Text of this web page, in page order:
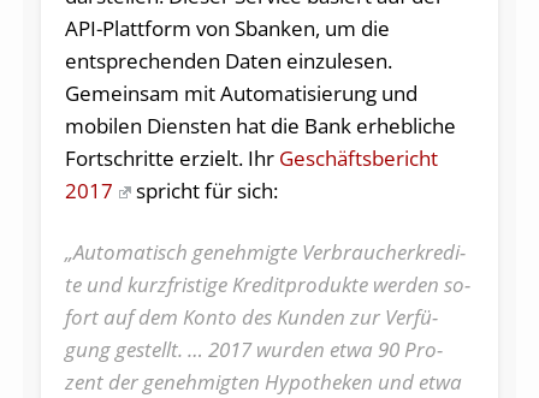
API-Plattform von Sbanken, um die
entsprechenden Daten einzulesen.
Gemeinsam mit Automatisierung und
mobilen Diensten hat die Bank erhebliche
Fortschritte erzielt. Ihr Geschäftsbericht
2017
spricht für sich:
„Au­to­ma­tisch ge­neh­mig­te Ver­brau­cher­kre­di­
te und kurz­fris­ti­ge Kre­dit­pro­duk­te wer­den so­
fort auf dem Kon­to des Kun­den zur Ver­fü­
gung ge­stellt. … 2017 wur­den et­wa 90 Pro­
zent der ge­neh­mig­ten Hy­po­the­ken und et­wa